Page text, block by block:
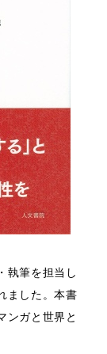
執筆を担当し
ました。本書
ンガと世界と